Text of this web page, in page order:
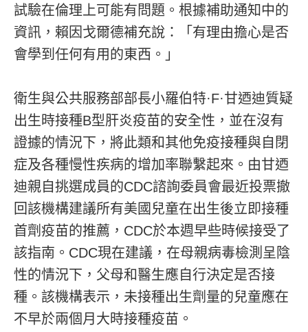
試驗在倫理上可能有問題。根據補助通知中的
資訊，賴因戈爾德補充說：「有理由擔心是否
會學到任何有用的東西。」
衛生與公共服務部部長小羅伯特·F·甘迺迪質疑
出生時接種B型肝炎疫苗的安全性，並在沒有
證據的情況下，將此類和其他免疫接種與自閉
症及各種慢性疾病的增加率聯繫起來。由甘迺
迪親自挑選成員的CDC諮詢委員會最近投票撤
回該機構建議所有美國兒童在出生後立即接種
首劑疫苗的推薦，CDC於本週早些時候接受了
該指南。CDC現在建議，在母親病毒檢測呈陰
性的情況下，父母和醫生應自行決定是否接
種。該機構表示，未接種出生劑量的兒童應在
不早於兩個月大時接種疫苗。